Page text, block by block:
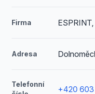
Firma ESPRINT,
Adresa
Telefonní
+420